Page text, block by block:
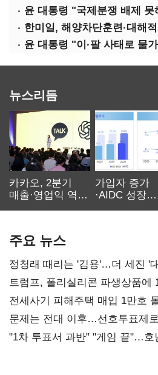
뉴스리듬
카카오, 2분기
매출·영업익 역대
가입자 증가
·AIDC 성장…
주요 뉴스
정청래 때리는 '김용'…더 세진 '
트럼프, 폴리실리콘 파생상품에
재건"
전세사기 피해주택 매입 1만호
4만278명
문제는 전대 이후…선호투표제
불복'
"1차 투표서 과반" "게임 끝"…호